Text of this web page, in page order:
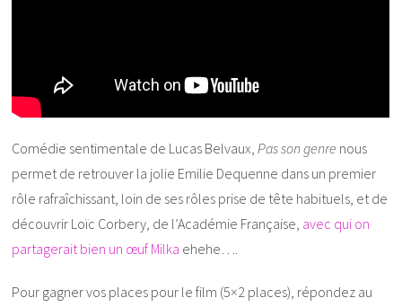
Comédie sentimentale de Lucas Belvaux,Pas son genre nous
permet de retrouver la jolie Emilie Dequenne dans un premier
rôle rafraîchissant, loin de ses rôles prise de tête habituels, et de
découvrir Loïc Corbery, de l’Académie Française, avec qui on
partagerait bien un œuf Milka ehehe….
Pour gagner vos places pour le film (5×2 places), répondez au